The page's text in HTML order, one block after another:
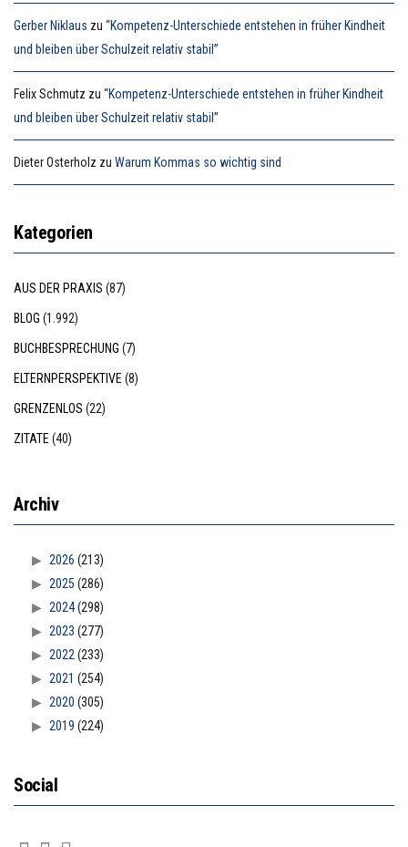
Gerber Niklaus zu “Kompetenz-Unterschiede entstehen in früher Kindheit
und bleiben über Schulzeit relativ stabil”
Felix Schmutz zu “Kompetenz-Unterschiede entstehen in früher Kindheit
und bleiben über Schulzeit relativ stabil”
Dieter Osterholz zu Warum Kommas so wichtig sind
Kategorien
AUS DER PRAXIS (87)
BLOG (1.992)
BUCHBESPRECHUNG (7)
ELTERNPERSPEKTIVE(8)
GRENZENLOS (22)
ZITATE(40)
Archiv
2026 (213)
2025 (286)
2024(298)
2023 (277)
2022(233)
2021 (254)
2020 (305)
2019 (224)
Social